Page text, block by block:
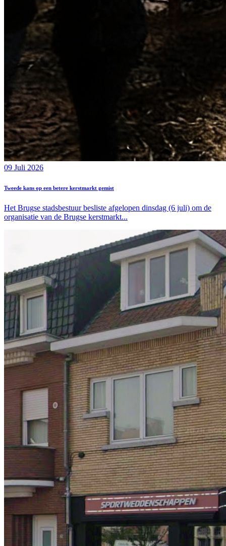
09 Juli 2026
Tweede kans op een betere kerstmarkt gemist
Het Brugse stadsbestuur besliste afgelopen dinsdag (6 juli) om de
organisatie van de Brugse kerstmarkt...